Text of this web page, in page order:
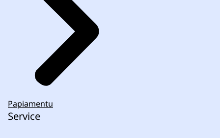
Papiamentu
Service